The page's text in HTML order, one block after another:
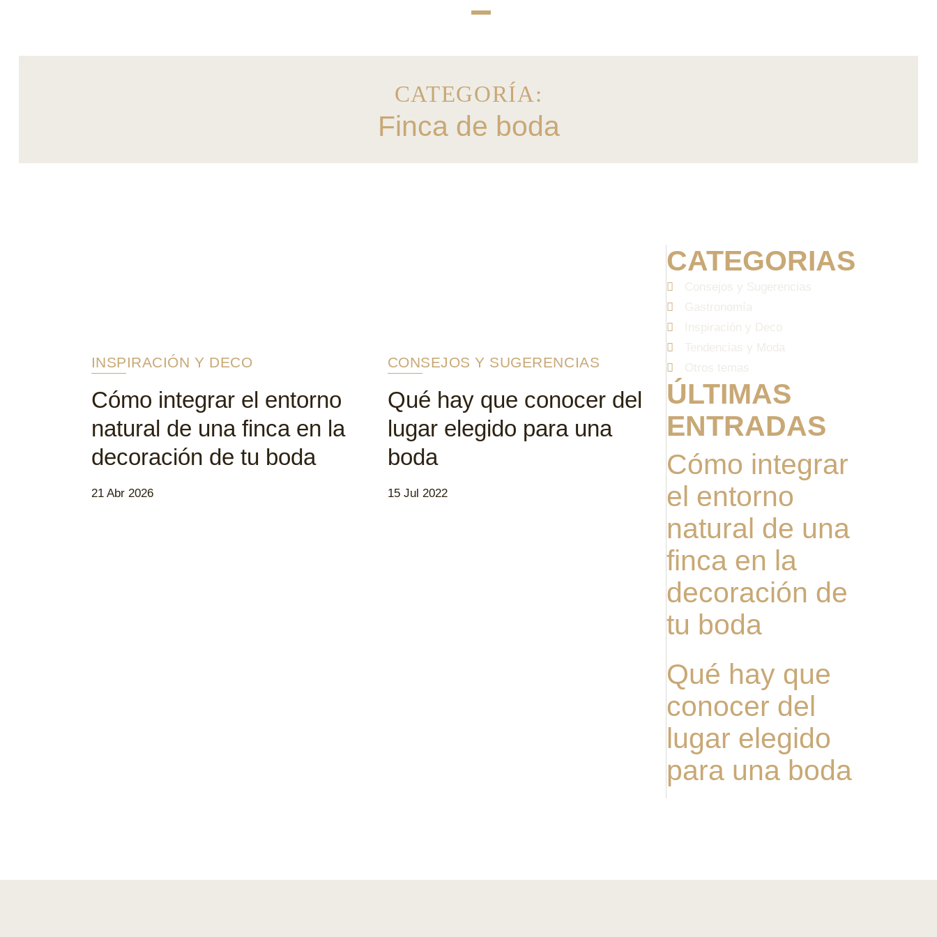
CATEGORÍA:
Finca de boda
INSPIRACIÓN Y DECO
Cómo integrar el entorno
natural de una finca en la
decoración de tu boda
21 Abr 2026
CONSEJOS Y SUGERENCIAS
Qué hay que conocer del
lugar elegido para una
boda
15 Jul 2022
CATEGORIAS
Consejos y Sugerencias
Gastronomía
Inspiración y Deco
Tendencias y Moda
Otros temas
ÚLTIMAS
ENTRADAS
Cómo integrar
el entorno
natural de una
finca en la
decoración de
tu boda
Qué hay que
conocer del
lugar elegido
para una boda